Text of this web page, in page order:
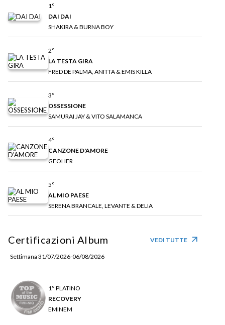
1°
DAI DAI
SHAKIRA & BURNA BOY
2°
LA TESTA GIRA
FRED DE PALMA, ANITTA & EMIS KILLA
3°
OSSESSIONE
SAMURAI JAY & VITO SALAMANCA
4°
CANZONE D'AMORE
GEOLIER
5°
AL MIO PAESE
SERENA BRANCALE, LEVANTE & DELIA
Certificazioni Album
Settimana 31/07/2026-06/08/2026
VEDI TUTTE arrow_outward
1° PLATINO
RECOVERY
EMINEM